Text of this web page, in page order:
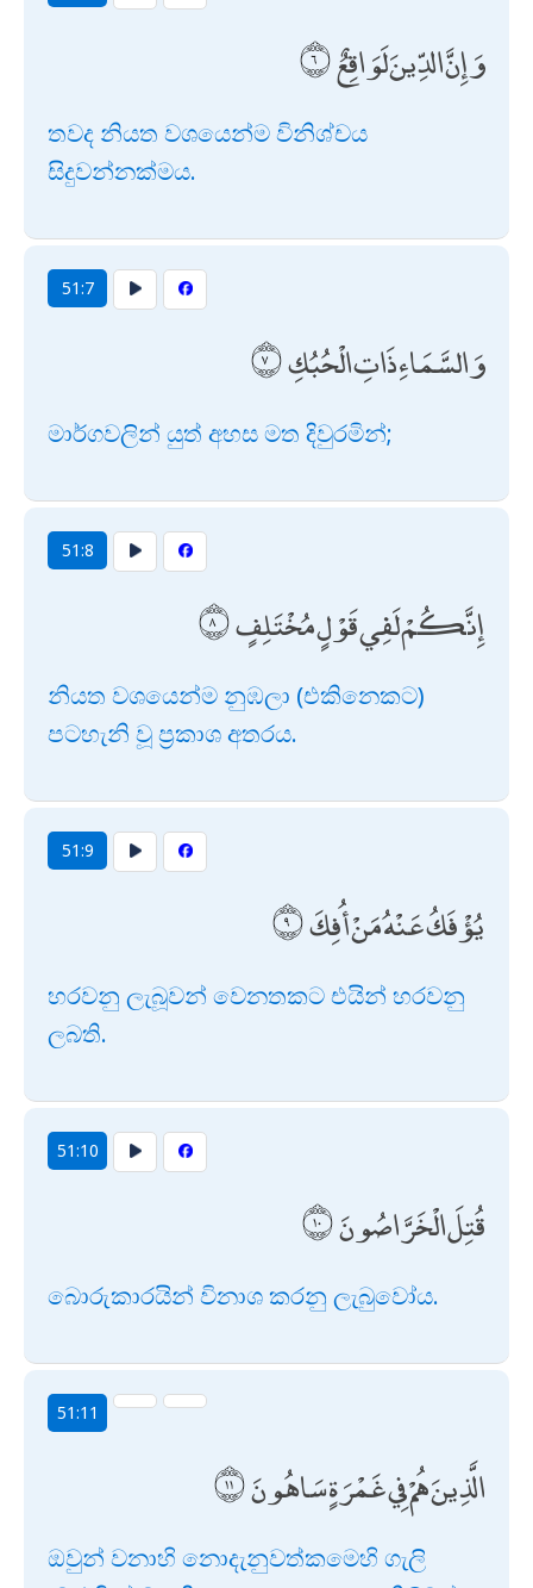
وَإِنَّ الدِّينَ لَوَاقِعٌ
තවද නියත වශයෙන්ම විනිශ්චය
සිදුවන්නක්මය.
51:7
وَالسَّمَاءِ ذَاتِ الْحُبُكِ
මාර්ගවලින් යුත් අහස මත දිවුරමින්;
51:8
إِنَّكُمْ لَفِي قَوْلٍ مُخْتَلِفٍ
නියත වශයෙන්ම නුඹලා (එකිනෙකට)
පටහැනි වූ ප්‍රකාශ අතරය.
51:9
يُؤْفَكُ عَنْهُ مَنْ أُفِكَ
හරවනු ලැබූවන් වෙනතකට එයින් හරවනු
ලබති.
51:10
قُتِلَ الْخَرَّاصُونَ
බොරුකාරයින් විනාශ කරනු ලැබුවෝය.
51:11
الَّذِينَ هُمْ فِي غَمْرَةٍ سَاهُونَ
ඔවුන් වනාහි නොදැනුවත්කමෙහි ගැලි